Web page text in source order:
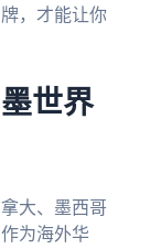
，才能让你
世界
大、墨西哥
为海外华